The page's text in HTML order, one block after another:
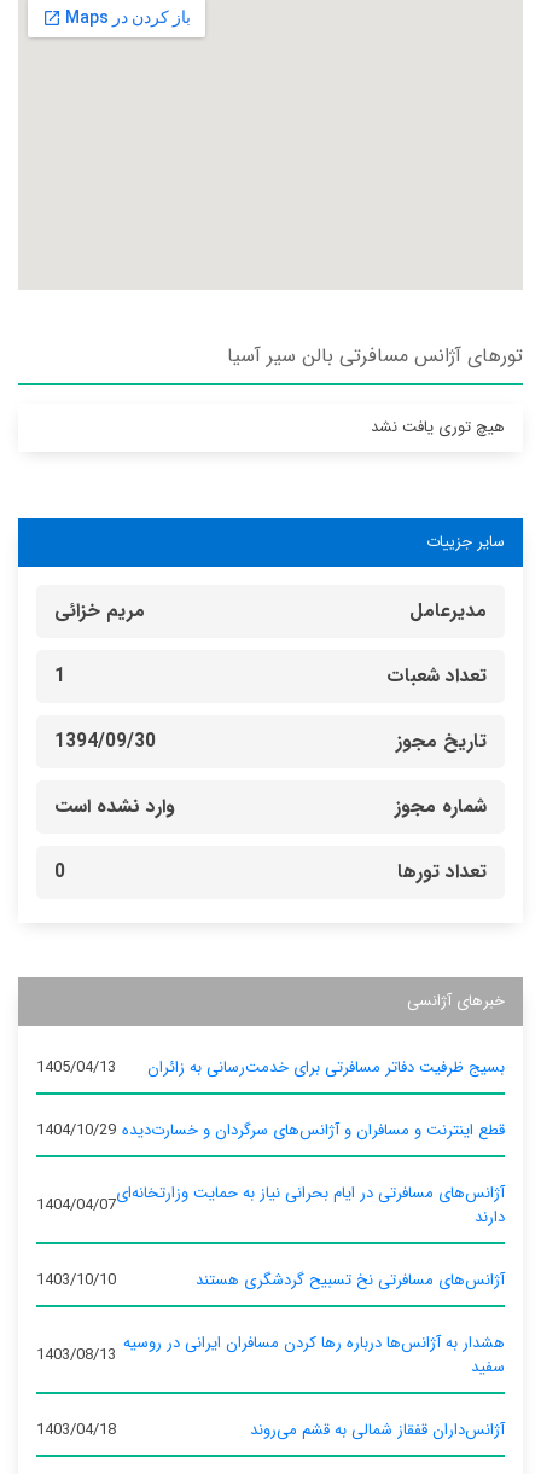
تورهای آژانس مسافرتی بالن سير آسيا
هیچ توری یافت نشد
سایر جزییات
مدیرعامل مریم خزائی
تعداد شعبات 1
تاریخ مجوز 1394/09/30
شماره مجوز وارد نشده است
تعداد تورها 0
خبرهای آژانسی
بسیج ظرفیت دفاتر مسافرتی برای خدمت‌رسانی به زائران 1405/04/13
قطع اینترنت و مسافران و آژانس‌های سرگردان و خسارت‌دیده 1404/10/29
آژانس‌های مسافرتی در ایام بحرانی نیاز به حمایت وزارتخانه‌ای
دارند
1404/04/07
آژانس‌های مسافرتی نخ تسبیح گردشگری هستند 1403/10/10
هشدار به آژانس‌ها درباره رها کردن مسافران ایرانی در روسیه
سفید
1403/08/13
آژانس‌داران قفقاز شمالی به قشم می‌روند 1403/04/18